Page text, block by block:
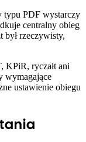
typu PDF wystarczy
centralny obieg
był rzeczywisty,
KPiR, ryczałt ani
wymagające
ustawienie obiegu